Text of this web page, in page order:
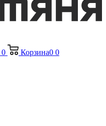
0 Корзина0 0